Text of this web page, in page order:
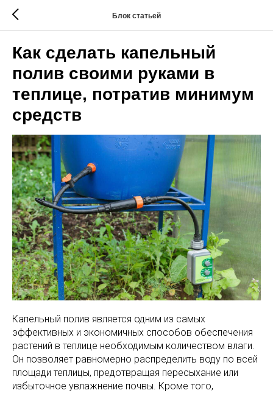
Блок статьей
Как сделать капельный
полив своими руками в
теплице, потратив минимум
средств
Капельный полив является одним из самых
эффективных и экономичных способов обеспечения
растений в теплице необходимым количеством влаги.
Он позволяет равномерно распределить воду по всей
площади теплицы, предотвращая пересыхание или
избыточное увлажнение почвы. Кроме того,